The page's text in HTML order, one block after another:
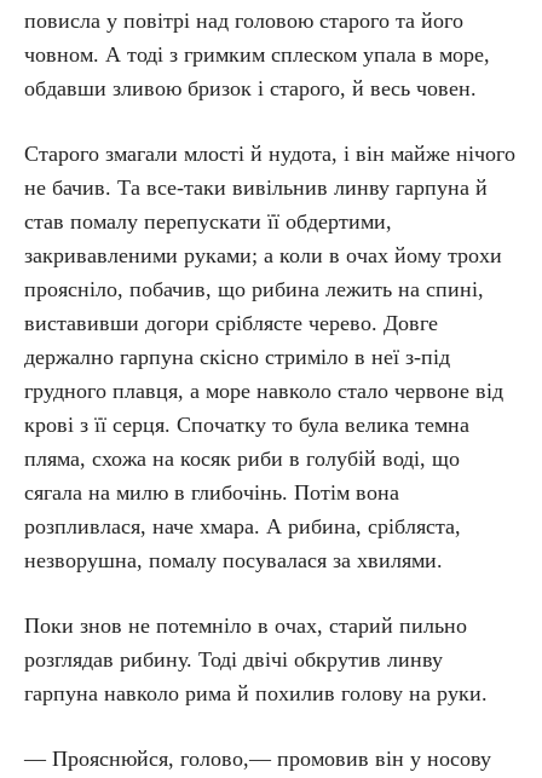
повисла у повітрі над головою старого та його
човном. А тоді з гримким сплеском упала в море,
обдавши зливою бризок і старого, й весь човен.
Старого змагали млості й нудота, і він майже нічого
не бачив. Та все-таки вивільнив линву гарпуна й
став помалу перепускати її обдертими,
закривавленими руками; а коли в очах йому трохи
проясніло, побачив, що рибина лежить на спині,
виставивши догори сріблясте черево. Довге
держално гарпуна скісно стриміло в неї з-під
грудного плавця, а море навколо стало червоне від
крові з її серця. Спочатку то була велика темна
пляма, схожа на косяк риби в голубій воді, що
сягала на милю в глибочінь. Потім вона
розпливлася, наче хмара. А рибина, срібляста,
незворушна, помалу посувалася за хвилями.
Поки знов не потемніло в очах, старий пильно
розглядав рибину. Тоді двічі обкрутив линву
гарпуна навколо рима й похилив голову на руки.
— Прояснюйся, голово,— промовив він у носову